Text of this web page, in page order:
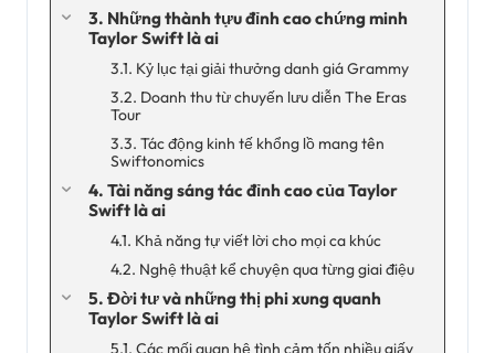
3. Những thành tựu đỉnh cao chứng minh
Taylor Swift là ai
3.1. Kỷ lục tại giải thưởng danh giá Grammy
3.2. Doanh thu từ chuyến lưu diễn The Eras
Tour
3.3. Tác động kinh tế khổng lồ mang tên
Swiftonomics
4. Tài năng sáng tác đỉnh cao của Taylor
Swift là ai
4.1. Khả năng tự viết lời cho mọi ca khúc
4.2. Nghệ thuật kể chuyện qua từng giai điệu
5. Đời tư và những thị phi xung quanh
Taylor Swift là ai
5.1. Các mối quan hệ tình cảm tốn nhiều giấy